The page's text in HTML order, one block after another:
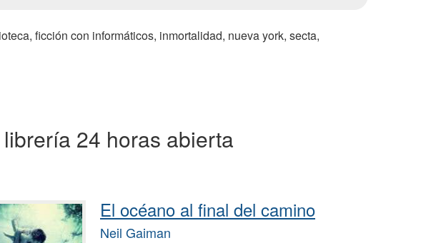
ficción con informáticos, inmortalidad, nueva york, secta,
24 horas abierta
El océano al final del camino
Neil Gaiman